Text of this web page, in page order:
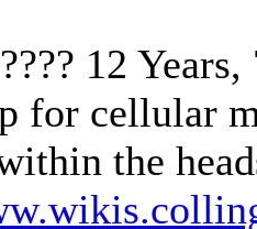
12
for cellular
the